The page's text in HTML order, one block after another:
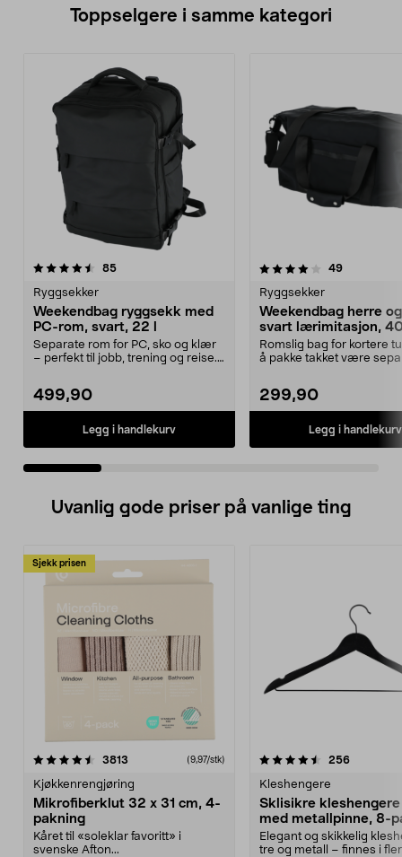
Toppselgere i samme kategori
85anmeldelser
Ryggsekker
Weekendbag ryggsekk med
PC-rom, svart, 22 l
Separate rom for PC, sko og klær
– perfekt til jobb, trening og reise.
499,90
Legg i handlekurv
4.0 av 5 stjerner 49
Ryggsekker
Weekendbag herre
svart lærimitasjon,
Romslig bag for kortere
å pakke takket være
299,90
Legg i handlekurv
5.0 av 5 stjerner
Uvanlig gode priser på vanlige ting
Sjekk prisen
3813 anmeldelser(9,97/stk)
Kjøkkenrengjøring
Mikrofiberklut 32 x 31 cm, 4-
pakning
Kåret til «soleklar favoritt» i
svenske Afton...
4.5av 5 stjerner 256
Kleshengere
Sklisikre
med metallpinne, 8-
Elegant og skikkelig
tre og metall – finnes i
4.5av 5 stjerner